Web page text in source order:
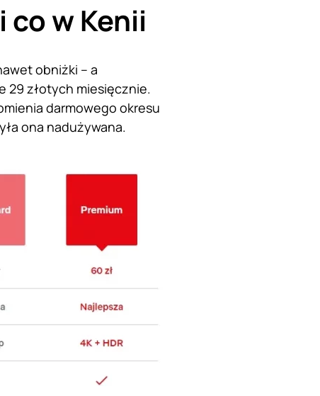
w Kenii
obniżki – a
29 złotych miesięcznie.
darmowego okresu
ona nadużywana.